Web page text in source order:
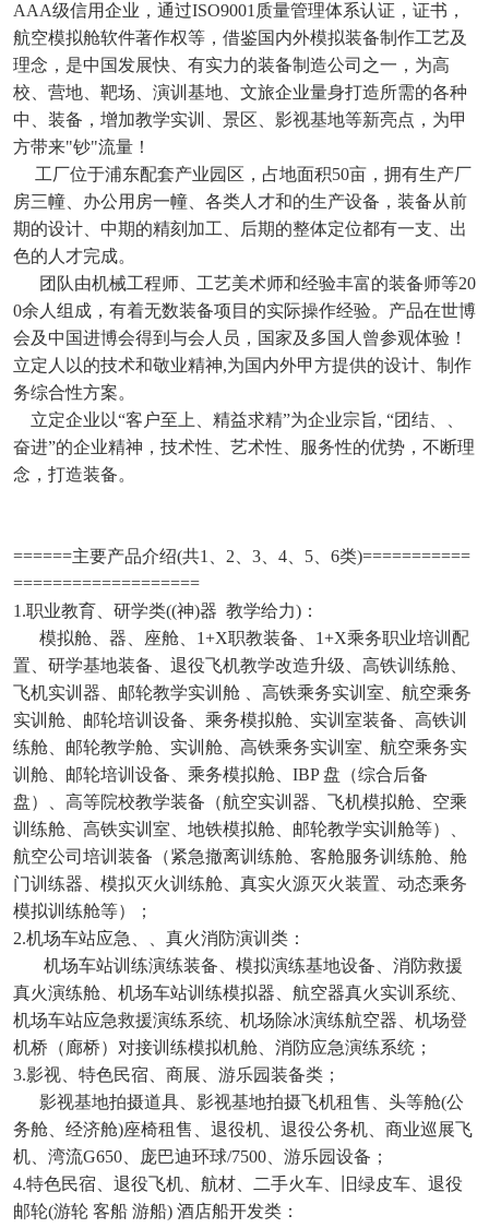
AAA级信用企业，通过ISO9001质量管理体系认证，证书，
航空模拟舱软件著作权等，借鉴国内外模拟装备制作工艺及
理念，是中国发展快、有实力的装备制造公司之一，为高
校、营地、靶场、演训基地、文旅企业量身打造所需的各种
中、装备，增加教学实训、景区、影视基地等新亮点，为甲
方带来"钞"流量！
工厂位于浦东配套产业园区，占地面积50亩，拥有生产厂
房三幢、办公用房一幢、各类人才和的生产设备，装备从前
期的设计、中期的精刻加工、后期的整体定位都有一支、出
色的人才完成。
团队由机械工程师、工艺美术师和经验丰富的装备师等20
0余人组成，有着无数装备项目的实际操作经验。产品在世博
会及中国进博会得到与会人员，国家及多国人曾参观体验！
立定人以的技术和敬业精神,为国内外甲方提供的设计、制作
务综合性方案。
立定企业以“客户至上、精益求精”为企业宗旨, “团结、、
奋进”的企业精神，技术性、艺术性、服务性的优势，不断理
念，打造装备。
======主要产品介绍(共1、2、3、4、5、6类)===========
===================
1.职业教育、研学类((神)器 教学给力)：
模拟舱、器、座舱、1+X职教装备、1+X乘务职业培训配
置、研学基地装备、退役飞机教学改造升级、高铁训练舱、
飞机实训器、邮轮教学实训舱 、高铁乘务实训室、航空乘务
实训舱、邮轮培训设备、乘务模拟舱、实训室装备、高铁训
练舱、邮轮教学舱、实训舱、高铁乘务实训室、航空乘务实
训舱、邮轮培训设备、乘务模拟舱、IBP 盘（综合后备
盘）、高等院校教学装备（航空实训器、飞机模拟舱、空乘
训练舱、高铁实训室、地铁模拟舱、邮轮教学实训舱等）、
航空公司培训装备（紧急撤离训练舱、客舱服务训练舱、舱
门训练器、模拟灭火训练舱、真实火源灭火装置、动态乘务
模拟训练舱等）；
2.机场车站应急、、真火消防演训类：
机场车站训练演练装备、模拟演练基地设备、消防救援
真火演练舱、机场车站训练模拟器、航空器真火实训系统、
机场车站应急救援演练系统、机场除冰演练航空器、机场登
机桥（廊桥）对接训练模拟机舱、消防应急演练系统；
3.影视、特色民宿、商展、游乐园装备类；
影视基地拍摄道具、影视基地拍摄飞机租售、头等舱(公
务舱、经济舱)座椅租售、退役机、退役公务机、商业巡展飞
机、湾流G650、庞巴迪环球/7500、游乐园设备；
4.特色民宿、退役飞机、航材、二手火车、旧绿皮车、退役
邮轮(游轮 客船 游船) 酒店船开发类：